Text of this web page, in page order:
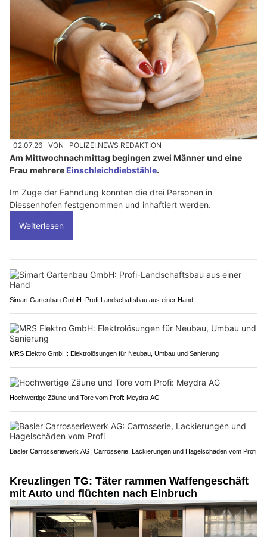
02.07.26 VON POLIZEI.NEWS REDAKTION
Am Mittwochnachmittag begingen zwei Männer und eine
Frau mehrere Einschleichdiebstähle.
Im Zuge der Fahndung konnten die drei Personen in
Diessenhofen festgenommen und inhaftiert werden.
Weiterlesen
Simart Gartenbau GmbH: Profi-Landschaftsbau aus einer Hand
MRS Elektro GmbH: Elektrolösungen für Neubau, Umbau und Sanierung
Hochwertige Zäune und Tore vom Profi: Meydra AG
Basler Carrosseriewerk AG: Carrosserie, Lackierungen und Hagelschäden vom Profi
Kreuzlingen TG: Täter rammen Waffengeschäft
mit Auto und flüchten nach Einbruch